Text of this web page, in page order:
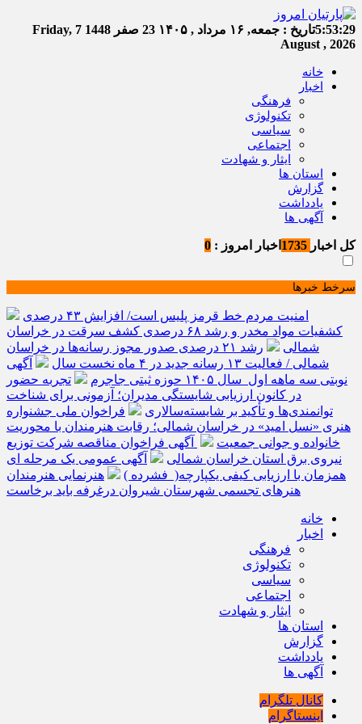
5:53:30تاریخ : جمعه, ۱۶ مرداد , ۱۴۰۵ 23 صفر 1448
Friday, 7
August , 2026
خانه
اخبار
فرهنگی
تکنولوژی
سیاسی
اجتماعی
ایثار و شهادت
استان ها
گزارش
یادداشت
آگهی ها
کل اخبار اخبار امروز : 0
سرخط خبرها
امنیت مردم خط قرمز پلیس است/ افزایش ۴۳ درصدی
کشفیات مواد مخدر و رشد ۶۸ درصدی کشف سرقت در خراسان
شمالی
رشد ۲۱ درصدی صدور مجوز رسانه‌ها در خراسان
شمالی / فعالیت ۱۳ رسانه جدید در ۴ ماه نخست سال
آگهی
نوبتی سه ماهه اول سال ۱۴۰۵ حوزه ثبتی جاجرم
تجربه حضور
در کانون ارزیابی شایستگی مدیران؛ آزمونی برای شناخت
توانمندی‌ها و تأکید بر شایسته‌سالاری
فراخوان ملی جشنواره
هنری «نسل امید» در خراسان شمالی؛ رقابت هنرمندان با محوریت
خانواده و جوانی جمعیت
آگهی فراخوان مناقصه شرکت توزیع
نیروی برق استان خراسان شمالی
آگهی عمومی یک مرحله ای
همزمان با ارزیابی کیفی یکپارچه( فشرده )
هنرنمایی هنرمندان
هنرهای تجسمی شهرستان شیروان درغرفه باید برخاست
خانه
اخبار
فرهنگی
تکنولوژی
سیاسی
اجتماعی
ایثار و شهادت
استان ها
گزارش
یادداشت
آگهی ها
کانال تلگرام
اینستاگرام